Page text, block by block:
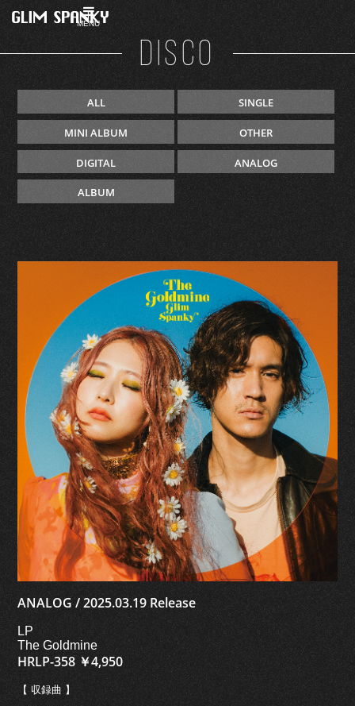
MENU
DISCO
ALL SINGLE
MINI ALBUM OTHER
DIGITAL ANALOG
ALBUM
ANALOG / 2025.03.19 Release
LP
The Goldmine
HRLP-358 ￥4,950
【 収録曲 】